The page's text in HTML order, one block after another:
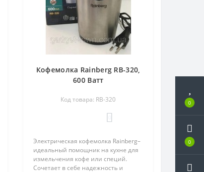
0
0
Кофемолка Rainberg RB-320,
600 Ватт
Код товара: RB-320
Электрическая кофемолка Rainberg–
идеальный помощник на кухне для
измельчения кофе или специй.
Сочетает в себе надежность и